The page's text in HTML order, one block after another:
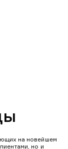
на новейшем
но и